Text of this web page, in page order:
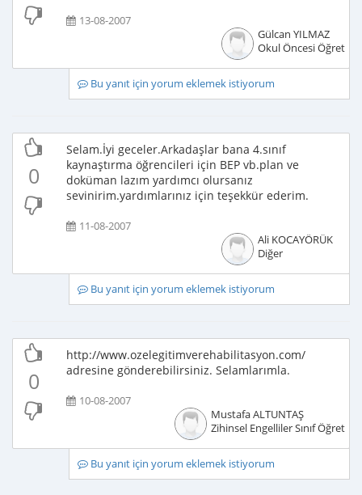
13-08-2007
Gülcan YILMAZ
Okul Öncesi
Bu yanıt için yorum eklemek istiyorum
0
Selam.İyi geceler.Arkadaşlar bana 4.sınıf
kaynaştırma öğrencileri için BEP vb.plan ve
doküman lazım yardımcı olursanız
sevinirim.yardımlarınız için teşekkür ederim.
11-08-2007
Ali KOCAYÖRÜK
Diğer
Bu yanıt için yorum eklemek istiyorum
0
http://www.ozelegitimverehabilitasyon.com/
adresine gönderebilirsiniz. Selamlarımla.
10-08-2007
Mustafa ALTUNTAŞ
Zihinsel Engelliler Sınıf
Bu yanıt için yorum eklemek istiyorum